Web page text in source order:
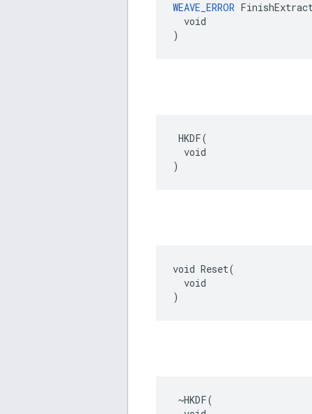
WEAVE_ERROR
  void
)
HKDF(
  void
)
void Reset(
  void
)
~HKDF(